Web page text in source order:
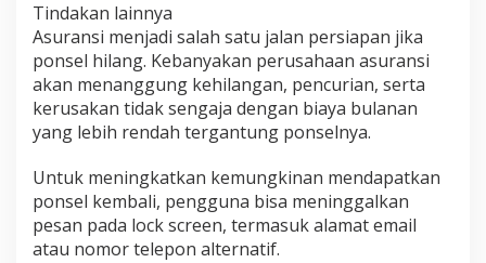
Tindakan lainnya
Asuransi menjadi salah satu jalan persiapan jika
ponsel hilang. Kebanyakan perusahaan asuransi
akan menanggung kehilangan, pencurian, serta
kerusakan tidak sengaja dengan biaya bulanan
yang lebih rendah tergantung ponselnya.
Untuk meningkatkan kemungkinan mendapatkan
ponsel kembali, pengguna bisa meninggalkan
pesan pada lock screen, termasuk alamat email
atau nomor telepon alternatif.